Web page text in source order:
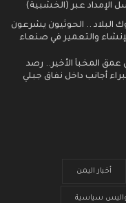
الإمداد عبر (الخشبية)
البلاد .. الحوثيون يشرعون
والتعمير في صنعاء
عمق المخبأ الأخير.. رصد
أجانب داخل نفاق جبلي
أخبار اليمن
سياسية